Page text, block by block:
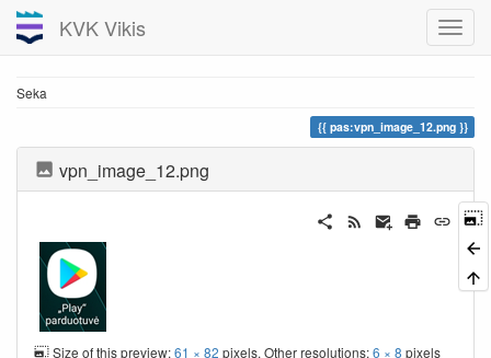
KVK Vikis
Seka
pas:vpn_image_12.png
vpn_image_12.png
Size of this preview:61 × 82 pixels. Other resolutions:6 × 8 pixels